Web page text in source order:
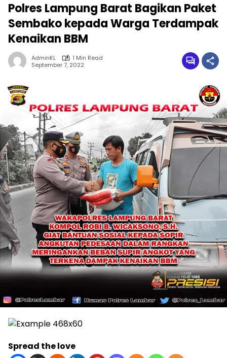
Polres Lampung Barat Bagikan Paket
Sembako kepada Warga Terdampak
Kenaikan BBM
AdminKL
1 Min Read
September 7, 2022
Spread the love